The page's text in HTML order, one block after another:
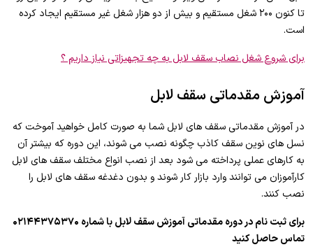
تا کنون ۲۰۰ شغل مستقیم و بیش از دو هزار شغل غیر مستقیم ایجاد کرده
است.
برای شروع شغل نصاب سقف لابل به چه تجهیزاتی نیاز داریم ؟
آموزش مقدماتی سقف لابل
در آموزش مقدماتی سقف های لابل شما به صورت کامل خواهید آموخت که
نسل های نوین سقف کاذب چگونه نصب می شوند، این دوره که بیشتر آن
به کارهای عملی پرداخته می شود بعد از نصب انواع مختلف سقف های لابل
کارآموزان می توانند وارد بازار کار شوند و بدون دغدغه سقف های لابل را
نصب کنند.
برای ثبت نام در دوره مقدماتی آموزش سقف لابل با شماره ۰۲۱۴۴۳۷۵۳۷۰
تماس حاصل کنید